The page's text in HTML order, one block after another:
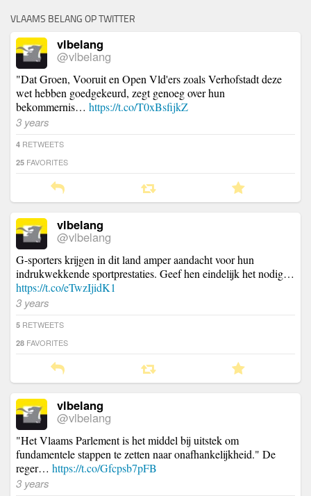
VLAAMS BELANG OP TWITTER
vlbelang
@vlbelang
"Dat Groen, Vooruit en Open Vld'ers zoals Verhofstadt deze
wet hebben goedgekeurd, zegt genoeg over hun
bekommernis… https://t.co/T0xBsfijkZ
3 years
4 RETWEETS
25 FAVORITES
vlbelang
@vlbelang
G-sporters krijgen in dit land amper aandacht voor hun
indrukwekkende sportprestaties. Geef hen eindelijk het nodig…
https://t.co/eTwzIjidK1
3 years
5 RETWEETS
28 FAVORITES
vlbelang
@vlbelang
"Het Vlaams Parlement is het middel bij uitstek om
fundamentele stappen te zetten naar onafhankelijkheid." De
reger… https://t.co/Gfcpsb7pFB
3 years